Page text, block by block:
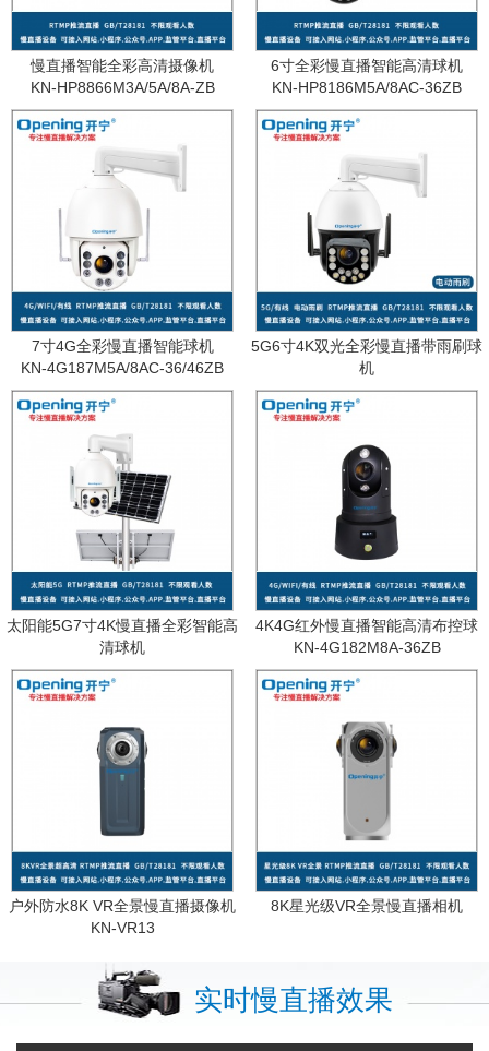
慢直播智能全彩高清摄像机
KN-HP8866M3A/5A/8A-ZB
6寸全彩慢直播智能高清球机
KN-HP8186M5A/8AC-36ZB
7寸4G全彩慢直播智能球机
KN-4G187M5A/8AC-36/46ZB
5G6寸4K双光全彩慢直播带雨刷球
机
太阳能5G7寸4K慢直播全彩智能高
清球机
4K4G红外慢直播智能高清布控球
KN-4G182M8A-36ZB
户外防水8K VR全景慢直播摄像机
KN-VR13
8K星光级VR全景慢直播相机
实时慢直播效果